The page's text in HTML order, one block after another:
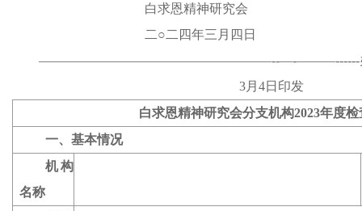
白求恩精神研究会
二○二四年三月四日
——————————————————--—-
3月4日印发
白求恩精神研究会分支机构2023年度检
一、基本情况
机构
名称